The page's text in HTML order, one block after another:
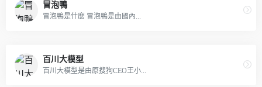
冒泡鴨
冒泡鴨是什麼 冒泡鴨是由國內...
百川大模型
百川大模型是由原搜狗CEO王小...